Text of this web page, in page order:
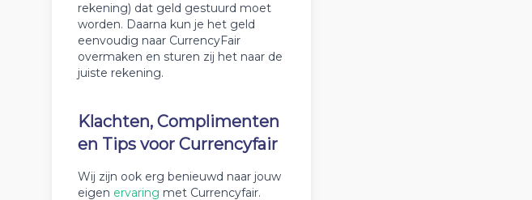
rekening) dat geld gestuurd moet
worden. Daarna kun je het geld
eenvoudig naar CurrencyFair
overmaken en sturen zij het naar de
juiste rekening.
Klachten, Complimenten
en Tips voor Currencyfair
Wij zijn ook erg benieuwd naar jouw
eigen ervaring met Currencyfair.